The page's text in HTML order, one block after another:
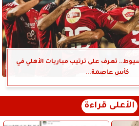
تعرف على ترتيب مباريات الأهلي في
كأس عاصمة...
الأعلى قراءة